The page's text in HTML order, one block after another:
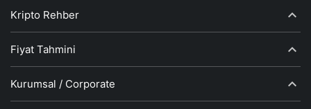
Kripto Rehber
Fiyat Tahmini
Kurumsal / Corporate